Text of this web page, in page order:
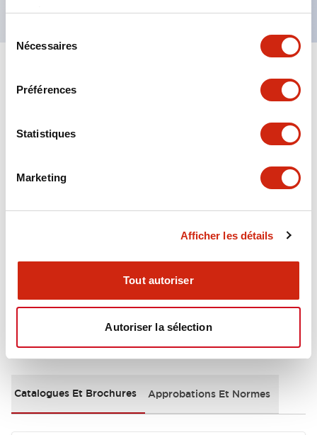
services.
Nécessaires
Préférences
Statistiques
Marketing
Afficher les détails
Tout autoriser
Autoriser la sélection
Tout développer+
Functional Specifications
Mounting and Installation Specifications
Documents et fichiers
Catalogues Et Brochures Approbations Et Normes